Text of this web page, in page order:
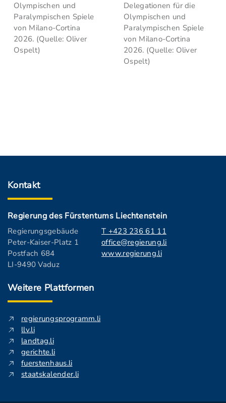
Olympischen und
Paralympischen Spiele
von Milano-Cortina
2026. (Quelle: Oliver
Ospelt)
Delegationen für die
Olympischen und
Paralympischen Spiele
von Milano-Cortina
2026. (Quelle: Oliver
Ospelt)
Kontakt
Regierung des Fürstentums Liechtenstein
Regierungsgebäude
Peter-Kaiser-Platz 1
Postfach 684
LI-9490 Vaduz
T +423 236 61 11
office@regierung.li
www.regierung.li
Weitere Plattformen
regierungsprogramm.li
llv.li
landtag.li
gerichte.li
fuerstenhaus.li
staatskalender.li